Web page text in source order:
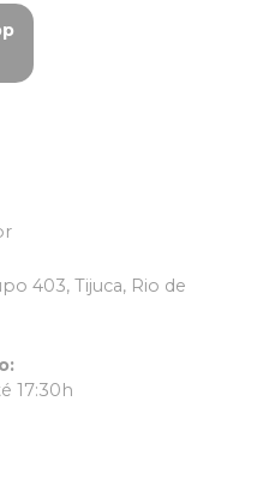
403, Tijuca, Rio de
:
17:30h